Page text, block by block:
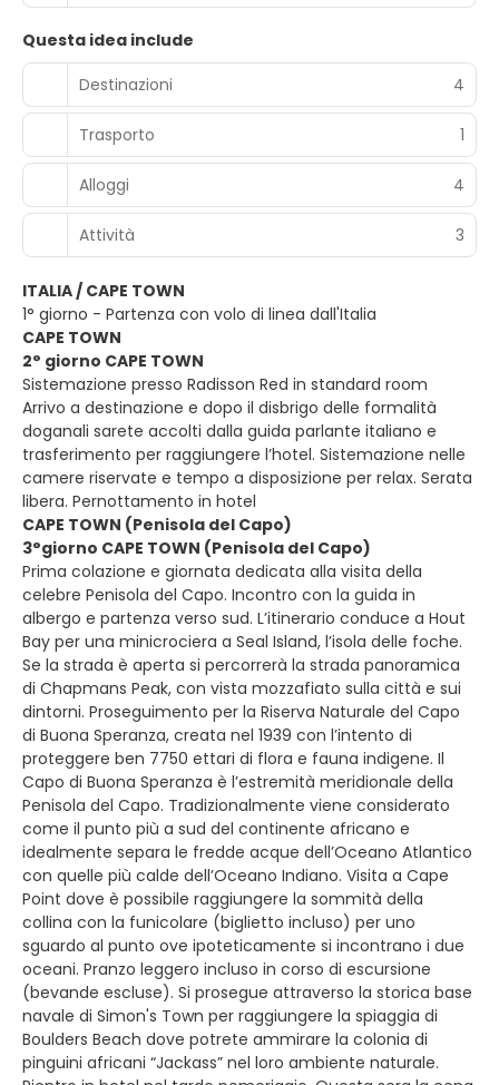
Questa idea include
Destinazioni
4
Trasporto 1
Alloggi 4
Attività 3
ITALIA / CAPE TOWN
1° giorno - Partenza con volo di linea dall'Italia
CAPE TOWN
2° giorno CAPE TOWN
Sistemazione presso Radisson Red in standard room
Arrivo a destinazione e dopo il disbrigo delle formalità
doganali sarete accolti dalla guida parlante italiano e
trasferimento per raggiungere l’hotel. Sistemazione nelle
camere riservate e tempo a disposizione per relax. Serata
libera. Pernottamento in hotel
CAPE TOWN (Penisola del Capo)
3°giorno CAPE TOWN (Penisola del Capo)
Prima colazione e giornata dedicata alla visita della
celebre Penisola del Capo. Incontro con la guida in
albergo e partenza verso sud. L’itinerario conduce a Hout
Bay per una minicrociera a Seal Island, l’isola delle foche.
Se la strada è aperta si percorrerà la strada panoramica
di Chapmans Peak, con vista mozzafiato sulla città e sui
dintorni. Proseguimento per la Riserva Naturale del Capo
di Buona Speranza, creata nel 1939 con l’intento di
proteggere ben 7750 ettari di flora e fauna indigene. Il
Capo di Buona Speranza è l’estremità meridionale della
Penisola del Capo. Tradizionalmente viene considerato
come il punto più a sud del continente africano e
idealmente separa le fredde acque dell’Oceano Atlantico
con quelle più calde dell’Oceano Indiano. Visita a Cape
Point dove è possibile raggiungere la sommità della
collina con la funicolare (biglietto incluso) per uno
sguardo al punto ove ipoteticamente si incontrano i due
oceani. Pranzo leggero incluso in corso di escursione
(bevande escluse). Si prosegue attraverso la storica base
navale di Simon's Town per raggiungere la spiaggia di
Boulders Beach dove potrete ammirare la colonia di
pinguini africani “Jackass” nel loro ambiente naturale.